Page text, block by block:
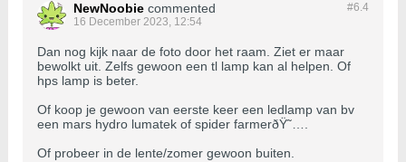
#6.4
NewNoobie commented
16 December 2023, 12:54
Dan nog kijk naar de foto door het raam. Ziet er maar
bewolkt uit. Zelfs gewoon een tl lamp kan al helpen. Of
hps lamp is beter.
Of koop je gewoon van eerste keer een ledlamp van bv
een mars hydro lumatek of spider farmerðŸ˜….
Of probeer in de lente/zomer gewoon buiten.